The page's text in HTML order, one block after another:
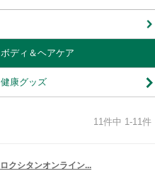
ボディ＆ヘアケア
健康グッズ
11件中 1-11件
ロクシタンオンライン...